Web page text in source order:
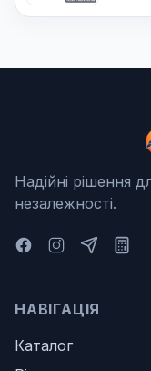
Надійні рішення
незалежності.
НАВІГАЦІЯ
Каталог